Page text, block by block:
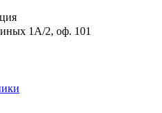
1А/2, оф. 101